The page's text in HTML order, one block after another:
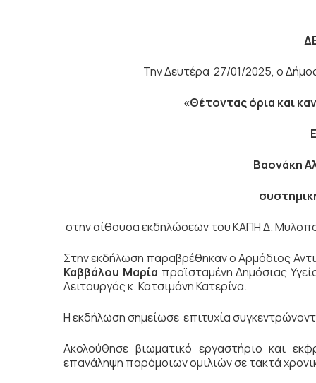
Την Δευτέρα 27/01/2025, ο
«Θέτοντας όρια και
Βαονάκη
στην αίθουσα εκδηλώσεων του ΚΑΠΗ Δ.
Στην εκδήλωση παραβρέθηκαν ο Αρμόδιος
Καββάλου Μαρία προϊσταμένη Δημόσιας
Λειτουργός κ. Κατσιμάνη Κατερίνα.
Η εκδήλωση σημείωσε επιτυχία
Ακολούθησε βιωματικό εργαστήριο και
επανάληψη παρόμοιων ομιλιών σε τακτά